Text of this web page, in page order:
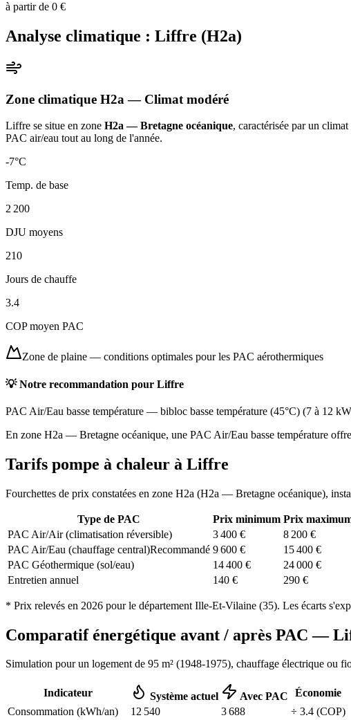
à partir de 0 €
Analyse climatique : Liffre (H2a)
Zone climatique H2a — Climat modéré
Liffre se situe en zone H2a — Bretagne océanique, caractérisée par un climat
PAC air/eau tout au long de l'année.
-7°C
Temp. de base
2 200
DJU moyens
210
Jours de chauffe
3.4
COP moyen PAC
Zone de plaine — conditions optimales pour les PAC aérothermiques
💡 Notre recommandation pour Liffre
PAC Air/Eau basse température — bibloc basse température (45°C) (7 à 12 kW
En zone H2a — Bretagne océanique, une PAC Air/Eau basse température
Tarifs pompe à chaleur à Liffre
Fourchettes de prix constatées en zone H2a (H2a — Bretagne océanique),
Type de PAC Prix minimum Prix
PAC Air/Air (climatisation réversible)
3 400 € 8 200 €
PAC Air/Eau (chauffage central)Recommandé 9 600 € 15 400 €
PAC Géothermique (sol/eau)
14 400 € 24 000 €
Entretien annuel
140 € 290 €
* Prix relevés en 2026 pour le département Ille-Et-Vilaine (35). Les écarts
Comparatif énergétique avant / après PAC —
Simulation pour un logement de 95 m² (1948-1975), chauffage électrique ou
Indicateur Système actuel Avec PAC
Économie
Consommation (kWh/an)
12 540 3 688 ÷ 3.4 (COP)